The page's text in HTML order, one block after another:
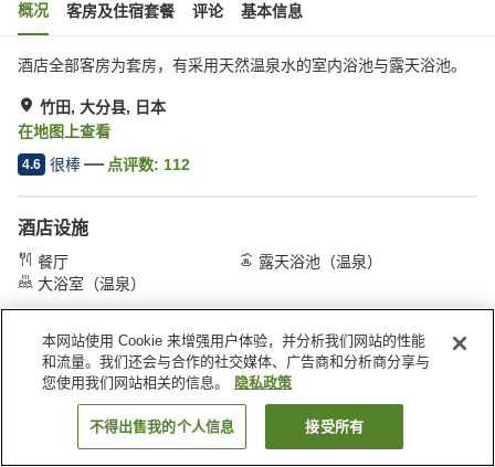
概况 客房及住宿套餐 评论 基本信息
酒店全部客房为套房，有采用天然温泉水的室内浴池与露天浴池。
竹田, 大分县, 日本
在地图上查看
4.6 很棒 点评数: 112
酒店设施
餐厅
露天浴池（温泉）
大浴室（温泉）
首页 日本 大分县 竹田 久住温泉 翼之久住酒店
搜索客房
本网站使用 Cookie 来增强用户体验，并分析我们网站的性能
和流量。我们还会与合作的社交媒体、广告商和分析商分享与
您使用我们网站相关的信息。
隐私政策
不得出售我的个人信息 接受所有